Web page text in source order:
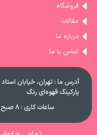
فروشگاه
مقالات
درباره ما
تماس با ما
پارکینگ قهوه‌ای رنگ
ساعات کاری : ۸ صبح تا ۸ شب